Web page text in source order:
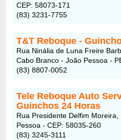
CEP: 58073-171
(83) 3231-7755
T&T Reboque-
Rua Ninália de Luna Freire
Cabo Branco - João Pessoa -
(83) 8807-0052
Tele Reboque Auto
Guinchos 24 Horas
Rua Presidente Delfim
Pessoa - CEP: 58035-260
(83) 3245-3111